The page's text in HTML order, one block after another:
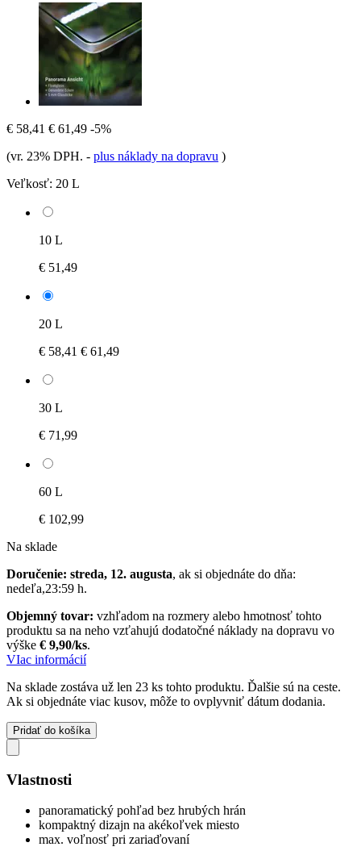
€ 58,41 € 61,49 -5%
(vr. 23% DPH. - plus náklady na dopravu )
Veľkosť: 20 L
10 L
€ 51,49
20 L
€ 58,41 € 61,49
30 L
€ 71,99
60 L
€ 102,99
Na sklade
Doručenie: streda, 12. augusta, ak si objednáte do dňa:
nedeľa,23:59 h.
Objemný tovar: vzhľadom na rozmery alebo hmotnosť tohto
produktu sa na neho vzťahujú dodatočné náklady na dopravu vo
výške € 9,90/ks.
VIac informácií
Na sklade zostáva už len 23 ks tohto produktu. Ďalšie sú na ceste.
Ak si objednáte viac kusov, môže to ovplyvniť dátum dodania.
Pridať do košíka
Vlastnosti
panoramatický pohľad bez hrubých hrán
kompaktný dizajn na akékoľvek miesto
max. voľnosť pri zariaďovaní